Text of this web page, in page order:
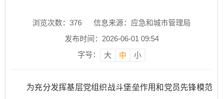
浏览次数： 376
信息来源：应急和城市管理局
发布时间：2026-06-01 09:54
字号：
大 中 小
为充分发挥基层党组织战斗堡垒作用和党员先锋模范